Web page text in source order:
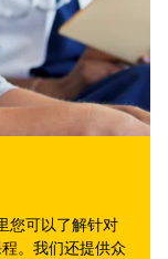
您可以了解针对
。我们还提供众